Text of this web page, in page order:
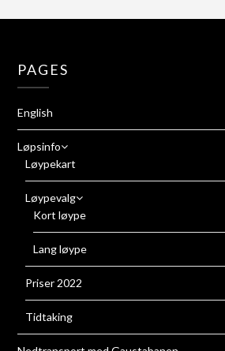
PAGES
English
Løpsinfo
Løypekart
Løypevalg
Kort løype
Lang løype
Priser 2022
Tidtaking